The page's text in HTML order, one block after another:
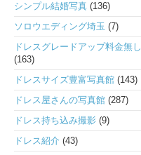
シンプル結婚写真 (136)
ソロウエディング埼玉 (7)
ドレスグレードアップ料金無し
(163)
ドレスサイズ豊富写真館 (143)
ドレス屋さんの写真館 (287)
ドレス持ち込み撮影 (9)
ドレス紹介 (43)